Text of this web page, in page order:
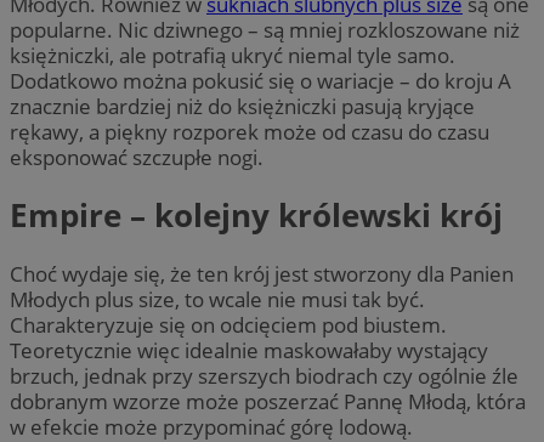
popularne. Nic dziwnego – są mniej rozkloszowane niż
księżniczki, ale potrafią ukryć niemal tyle samo.
Dodatkowo można pokusić się o wariacje – do kroju A
znacznie bardziej niż do księżniczki pasują kryjące
rękawy, a piękny rozporek może od czasu do czasu
eksponować szczupłe nogi.
Empire – kolejny królewski krój
Choć wydaje się, że ten krój jest stworzony dla Panien
Młodych plus size, to wcale nie musi tak być.
Charakteryzuje się on odcięciem pod biustem.
Teoretycznie więc idealnie maskowałaby wystający
brzuch, jednak przy szerszych biodrach czy ogólnie źle
dobranym wzorze może poszerzać Pannę Młodą, która
w efekcie może przypominać górę lodową.